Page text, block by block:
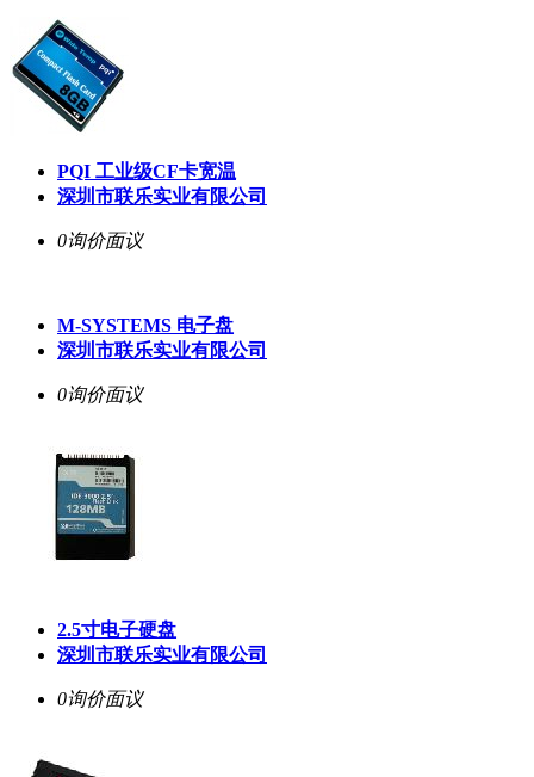
PQI 工业级CF卡宽温
深圳市联乐实业有限公司
0询价面议
M-SYSTEMS 电子盘
深圳市联乐实业有限公司
0询价面议
2.5寸电子硬盘
深圳市联乐实业有限公司
0询价面议